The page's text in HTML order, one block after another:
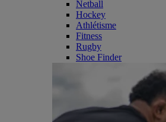
Netball
Hockey
Athlétisme
Fitness
Rugby
Shoe Finder